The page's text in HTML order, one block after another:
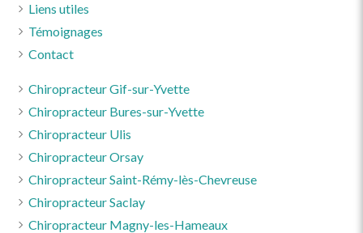
Liens utiles
Témoignages
Contact
Chiropracteur Gif-sur-Yvette
Chiropracteur Bures-sur-Yvette
Chiropracteur Ulis
Chiropracteur Orsay
Chiropracteur Saint-Rémy-lès-Chevreuse
Chiropracteur Saclay
Chiropracteur Magny-les-Hameaux